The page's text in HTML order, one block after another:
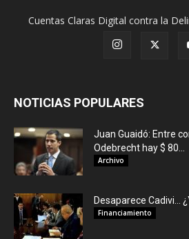
Cuentas Claras Digital contra la
NOTICIAS POPULARES
Juan Guaidó: Entre
Odebrecht hay $ 80...
Archivo
Desaparece Cadivi…
Financiamiento